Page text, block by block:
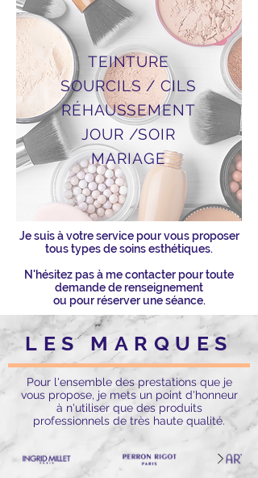
TEINTURE
SOURCILS / CILS
RÉHAUSSEMENT
JOUR /SOIR
MARIAGE
Je suis à votre service pour vous proposer
tous types de soins esthétiques.
N'hésitez pas à me contacter pour toute
demande de renseignement
ou pour réserver une séance.
LES MARQUES
Pour l'ensemble des prestations que je
vous propose, je mets un point d'honneur
à n'utiliser que des produits
professionnels de très haute qualité.